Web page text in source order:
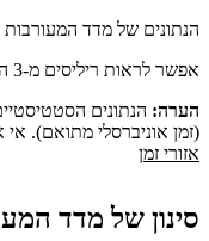
הנתונים של מדד
אפשר לראות ריליסים מ-3 החודשים האחרונים.
הערה:
(זמן אוניברסלי מתואם).
אזורי זמן
סינון של מדד